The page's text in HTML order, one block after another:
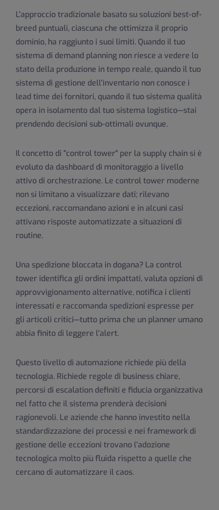
L'approccio tradizionale basato su soluzioni best-of-
breed puntuali, ciascuna che ottimizza il proprio
dominio, ha raggiunto i suoi limiti. Quando il tuo
sistema di demand planning non riesce a vedere lo
stato della produzione in tempo reale, quando il tuo
sistema di gestione dell'inventario non conosce i
lead time dei fornitori, quando il tuo sistema qualità
opera in isolamento dal tuo sistema logistico—stai
prendendo decisioni sub-ottimali ovunque.
Il concetto di "control tower" per la supply chain si è
evoluto da dashboard di monitoraggio a livello
attivo di orchestrazione. Le control tower moderne
non si limitano a visualizzare dati; rilevano
eccezioni, raccomandano azioni e in alcuni casi
attivano risposte automatizzate a situazioni di
routine.
Una spedizione bloccata in dogana? La control
tower identifica gli ordini impattati, valuta opzioni di
approvvigionamento alternative, notifica i clienti
interessati e raccomanda spedizioni espresse per
gli articoli critici—tutto prima che un planner umano
abbia finito di leggere l'alert.
Questo livello di automazione richiede più della
tecnologia. Richiede regole di business chiare,
percorsi di escalation definiti e fiducia organizzativa
nel fatto che il sistema prenderà decisioni
ragionevoli. Le aziende che hanno investito nella
standardizzazione dei processi e nei framework di
gestione delle eccezioni trovano l'adozione
tecnologica molto più fluida rispetto a quelle che
cercano di automatizzare il caos.